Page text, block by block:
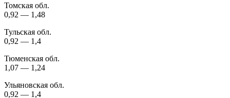
Томская обл.
0,92 — 1,48
Тульская обл.
0,92 — 1,4
Тюменская обл.
1,07 — 1,24
Ульяновская обл.
0,92 — 1,4